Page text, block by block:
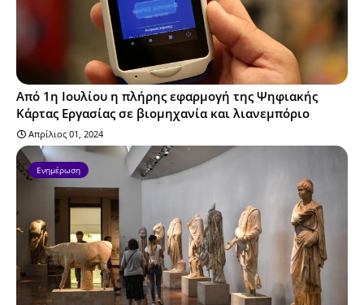
Από 1η Ιουλίου η πλήρης εφαρμογή της Ψηφιακής
Κάρτας Εργασίας σε βιομηχανία και λιανεμπόριο
Απρίλιος 01, 2024
Ενημέρωση